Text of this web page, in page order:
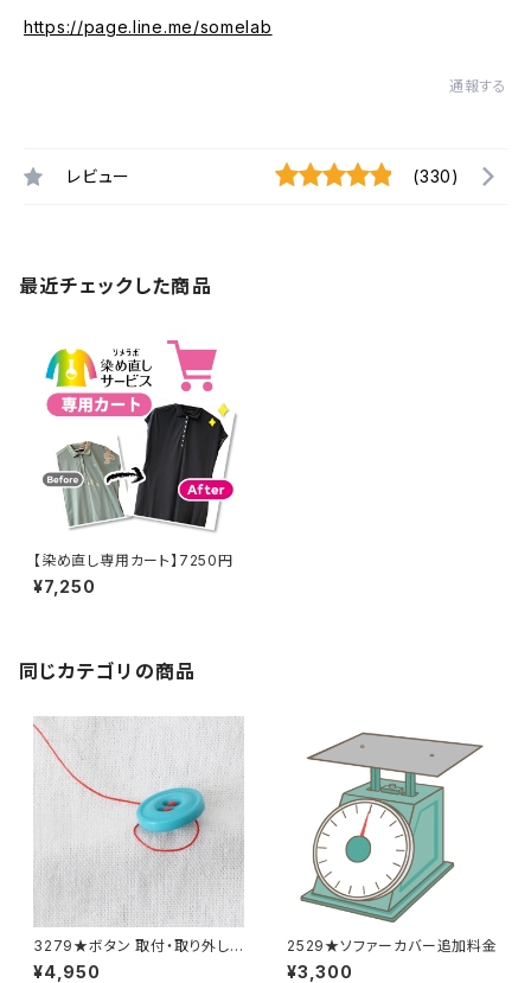
https://page.line.me/somelab
通報する
レビュー (330)
最近チェックした商品
【染め直し専用カート】7250円
¥7,250
同じカテゴリの商品
3279★ボタン 取付・取り外し
料金(15個分)
¥4,950
2529★ソファーカバー追加料金
¥3,300